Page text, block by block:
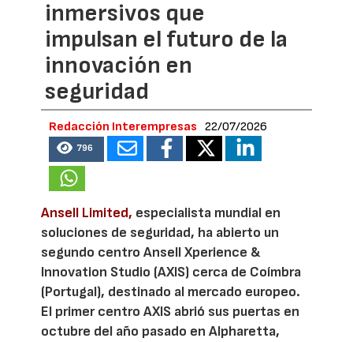
inmersivos que
impulsan el futuro de la
innovación en
seguridad
Redacción Interempresas 22/07/2026
796
Ansell Limited, especialista mundial en
soluciones de seguridad, ha abierto un
segundo centro Ansell Xperience &
Innovation Studio (AXIS) cerca de Coímbra
(Portugal), destinado al mercado europeo.
El primer centro AXIS abrió sus puertas en
octubre del año pasado en Alpharetta,